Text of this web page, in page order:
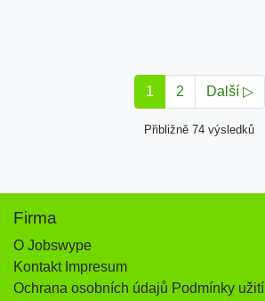
1 2 Další ▷
Přibližně 74 výsledků
Firma
O Jobswype
Kontakt Impresum
Ochrana osobních údajů Podmínky užití